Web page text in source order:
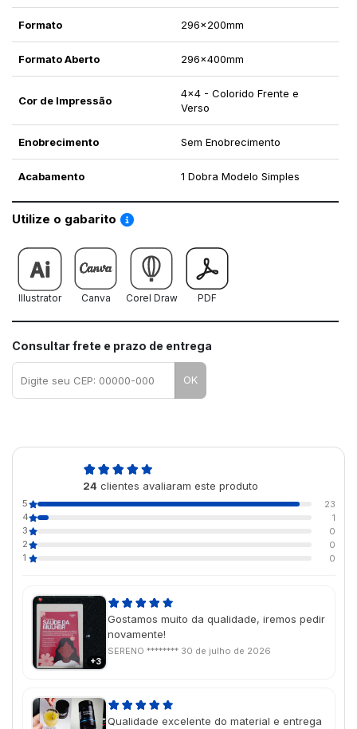
Formato 296x200mm
Formato Aberto 296x400mm
Cor de Impressão
4x4 - Colorido Frente e
Verso
Enobrecimento Sem Enobrecimento
Acabamento 1 Dobra Modelo Simples
Utilize o gabarito Saiba como utilizar os nossos gabaritos
Illustrator Canva Corel Draw PDF
Consultar frete e prazo de entrega
OK
24 clientes avaliaram este produto
5
23
4
1
3
0
2
0
1
0
+3
Gostamos muito da qualidade, iremos pedir
novamente!
SERENO ******** 30 de julho de 2026
Qualidade excelente do material e entrega